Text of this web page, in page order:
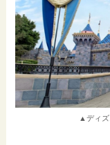
▲ディズ